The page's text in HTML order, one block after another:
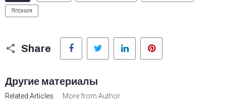
Япония
Share
Facebook Twitter LinkedIn
Другие материалы
Related Articles More from Author